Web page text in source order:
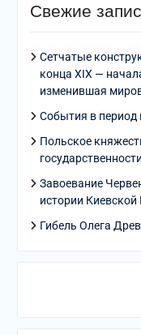
Свежие
Сетчатые
конца XIX —
изменившая
События в период
Польское
государственности
Завоевание
истории Киевской
Гибель Олега